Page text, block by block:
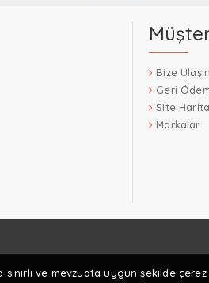
Bize Ulaşın
Geri
Site
Markalar
ve mevzuata uygun şekilde çerez